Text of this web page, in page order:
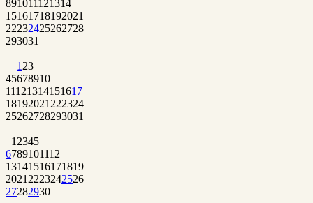
891011121314
15161718192021
22232425262728
293031
1 23
45678910
11121314151617
18192021 222324
25262728293031
1 2345
6789101112
13141516171819
2021 2223242526
27282930